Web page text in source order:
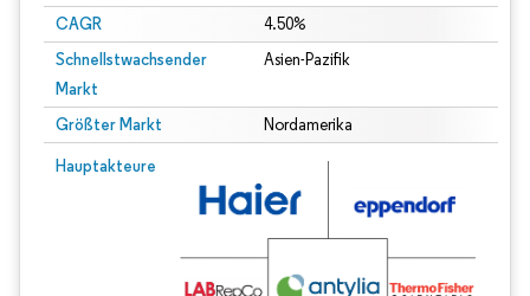
CAGR 4.50%
Schnellstwachsender
Markt
Asien-Pazifik
Größter Markt Nordamerika
Hauptakteure